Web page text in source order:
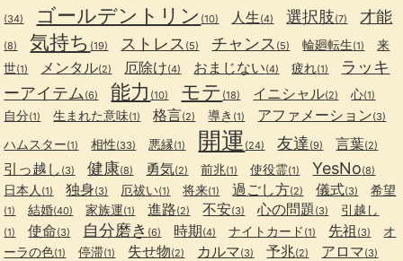
(34) ゴールデントリン (10) 人生(4) 選択肢(7) 才能
(8) 気持ち (19) ストレス (5) チャンス (5) 輪廻転生(1)
来
世(1) メンタル(2) 厄除け(4) おまじない(4) 疲れ(1)
ラッキ
ーアイテム (6) 能力 (10) モテ (18) イニシャル(2) 心(1)
自分(1) 生まれた意味(1) 格言(2) 導き (1) アファメーション(3)
ハムスター(1) 相性(33) 悪縁(1) 開運 (24) 友達 (9) 言葉(2)
引っ越し (3) 健康(8) 勇気(2) 前兆(1) 使役霊(1) YesNo(8)
日本人 (1) 独身(3) 厄祓い(1) 将来(1) 過ごし方(2) 儀式(3) 希望
(1) 結婚(40) 家族運(1) 進路(2) 不安(3) 心の問題 (3) 引越し
(1) 使命(3) 自分磨き (6) 時期(4) ナイトカード (1) 先祖 (3)
オ
ーラの色(1) 停滞(1) 失せ物(2) カルマ(3) 予兆(2) アロマ(3)